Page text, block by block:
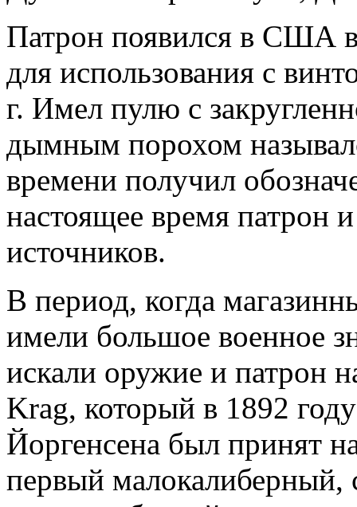
Патрон появился в США в
для использования с
г. Имел пулю с
дымным порохом
времени получил
настоящее время патрон
источников.
В период, когда
имели большое военное
искали оружие и патрон
Krag, который в 1892
Йоргенсена был принят
первый